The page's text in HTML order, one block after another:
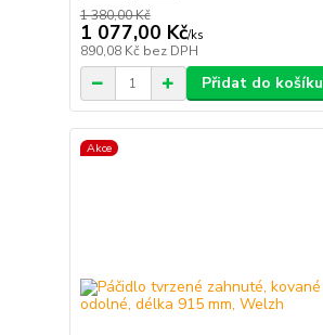
1 380,00 Kč
1 077,00 Kč/ks
890,08 Kč bez DPH
Přidat do košíku
Akce